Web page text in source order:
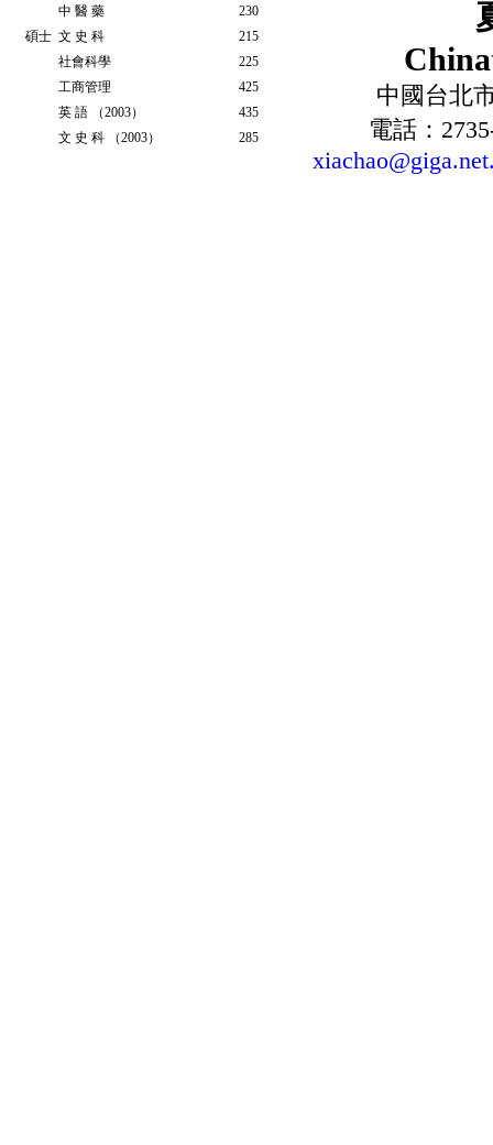
碩士
中 醫 藥
230
文 史 科
215
社會科學
225
工商管理
425
英 語 （2003）
435
文 史 科 （2003）
285
中國台北
電話：